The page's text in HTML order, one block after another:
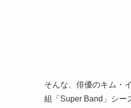
そんな、俳優のキム・
組「Super Band」シー